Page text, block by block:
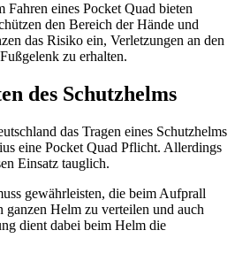
Fahren eines Pocket Quad bieten
den Bereich der Hände und
das Risiko ein, Verletzungen an den
zu erhalten.
des Schutzhelms
das Tragen eines Schutzhelms
eine Pocket Quad Pflicht. Allerdings
Einsatz tauglich.
gewährleisten, die beim Aufprall
ganzen Helm zu verteilen und auch
dient dabei beim Helm die